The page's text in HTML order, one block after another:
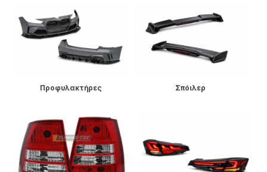
Προφυλακτήρες Σπόιλερ